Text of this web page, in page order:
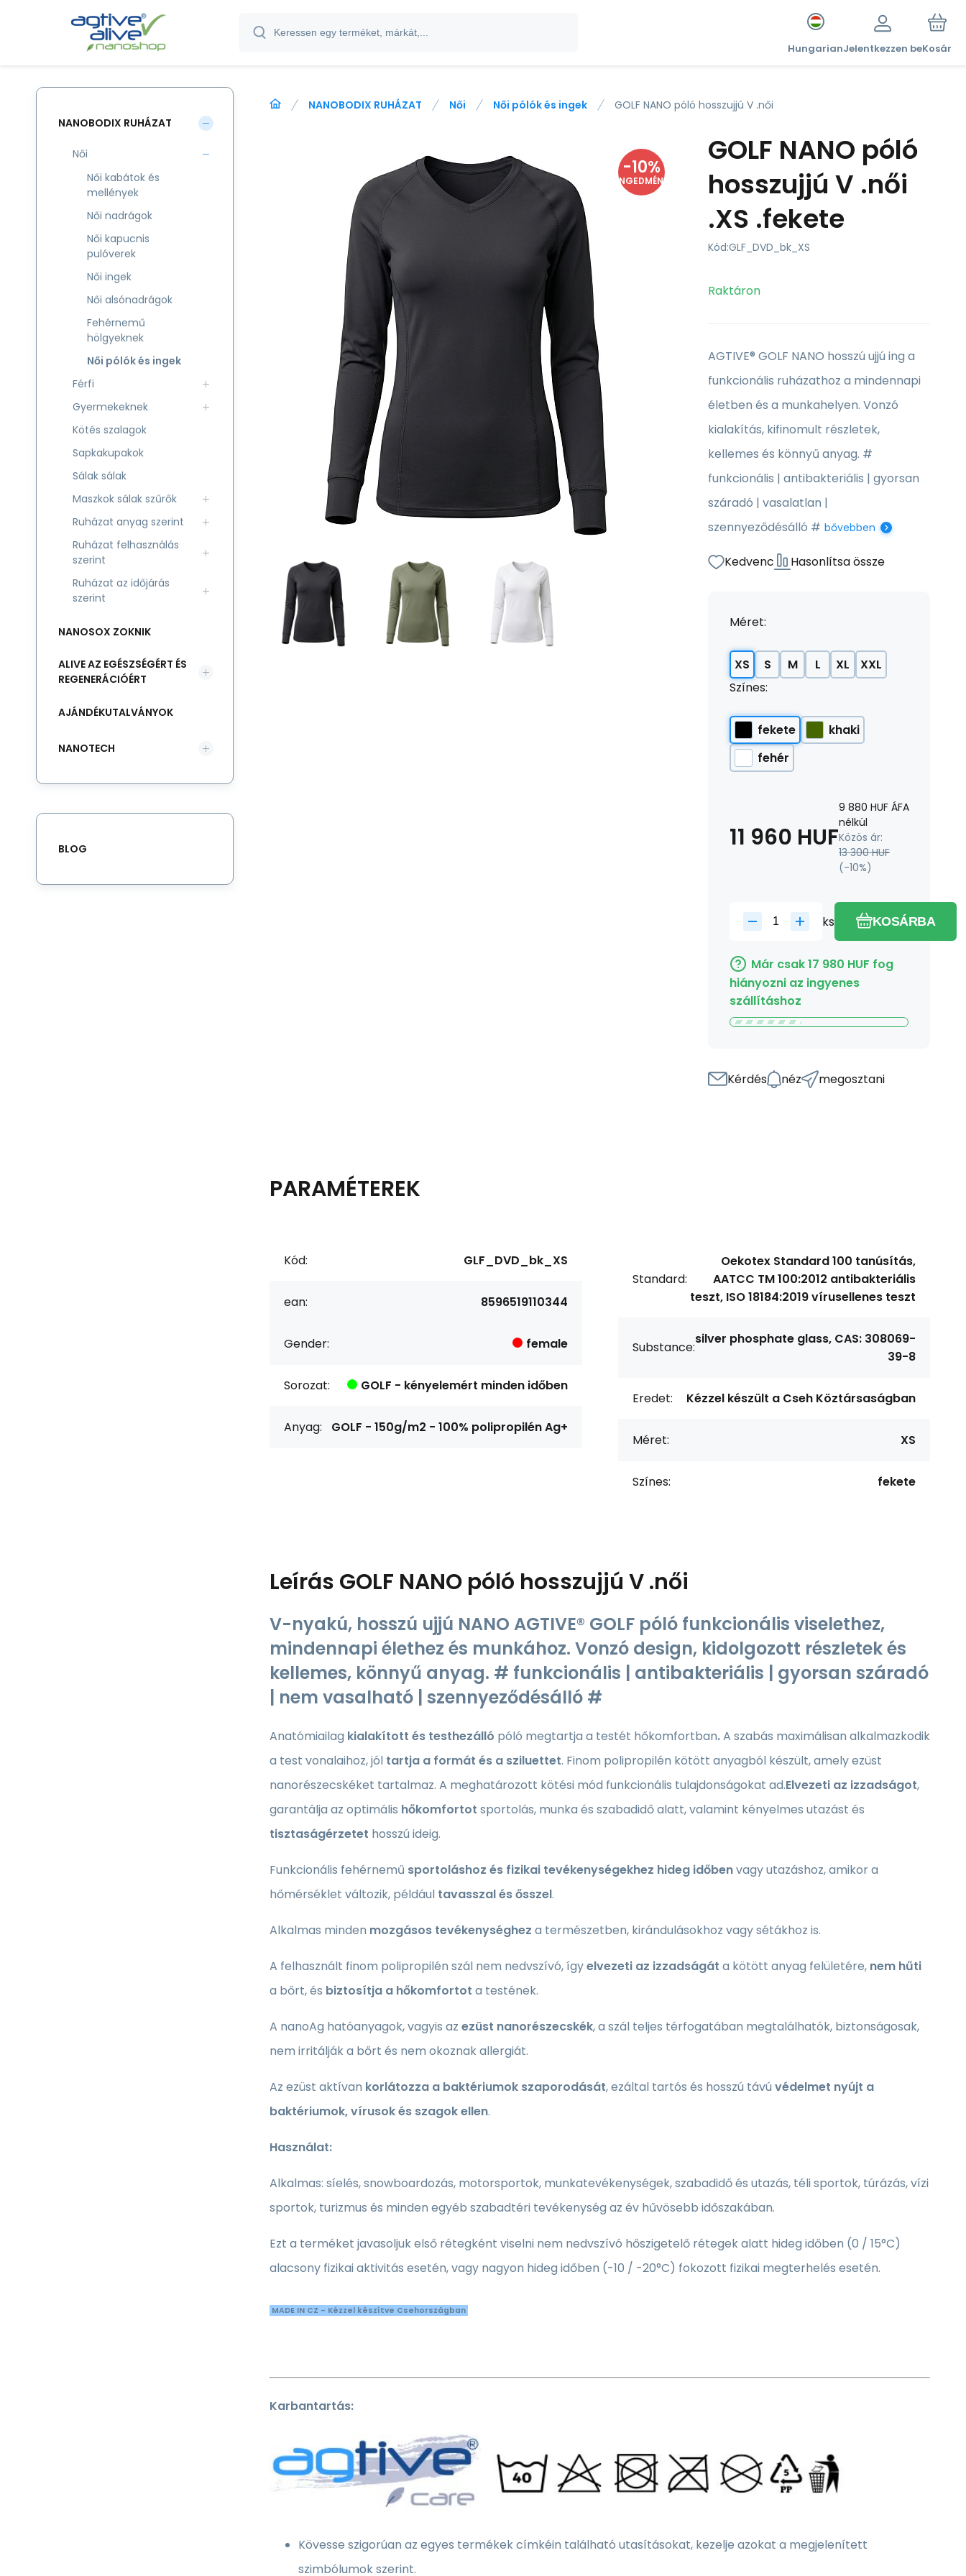
HungarianJelentkezzen beKosár
NANOBODIX RUHÁZAT Női Női pólók és ingek GOLF NANO póló hosszujjú V .női
-10%
ENGEDMÉNY
GOLF NANO póló
hosszujjú V .női
.XS .fekete
Kód:GLF_DVD_bk_XS
Raktáron
AGTIVE® GOLF NANO hosszú ujjú ing a
funkcionális ruházathoz a mindennapi
életben és a munkahelyen. Vonzó
kialakítás, kifinomult részletek,
kellemes és könnyű anyag. #
funkcionális | antibakteriális | gyorsan
száradó | vasalatlan |
szennyeződésálló # bővebben
Kedvenc Hasonlítsa össze
Méret:
XS S M L XL
XXL
Színes:
fekete
khaki
fehér
11 960 HUF
9 880 HUF ÁFA
nélkül
Közös ár:
13 300 HUF
(-10%)
ks KOSÁRBA
Már csak17 980 HUF fog
hiányozni az ingyenes
szállításhoz
Kérdés néz megosztani
PARAMÉTEREK
Kód: GLF_DVD_bk_XS
ean: 8596519110344
Gender: female
Sorozat: GOLF - kényelemért minden időben
Anyag: GOLF - 150g/m2 - 100% polipropilén Ag+
Standard:
Oekotex Standard 100 tanúsítás,
AATCC TM 100:2012 antibakteriális
teszt, ISO 18184:2019 vírusellenes teszt
Substance:
silver phosphate glass, CAS: 308069-
39-8
Eredet: Kézzel készült a Cseh Köztársaságban
Méret: XS
Színes: fekete
Leírás GOLF NANO póló hosszujjú V .női
V-nyakú, hosszú ujjú NANO AGTIVE® GOLF póló funkcionális viselethez,
mindennapi élethez és munkához. Vonzó design, kidolgozott részletek és
kellemes, könnyű anyag. # funkcionális | antibakteriális | gyorsan száradó
| nem vasalható | szennyeződésálló #
Anatómiailag kialakított és testhezálló póló megtartja a testét hőkomfortban.A szabás maximálisan alkalmazkodik
a test vonalaihoz, jól tartja a formát és a sziluettet. Finom polipropilén kötött anyagból készült, amely ezüst
nanorészecskéket tartalmaz. A meghatározott kötési mód funkcionális tulajdonságokat ad.Elvezeti az izzadságot,
garantálja az optimális hőkomfortot sportolás, munka és szabadidő alatt, valamint kényelmes utazást és
tisztaságérzetet hosszú ideig.
Funkcionális fehérnemű sportoláshoz és fizikai tevékenységekhez hideg időbenvagy utazáshoz, amikor a
hőmérséklet változik, például tavasszal és ősszel.
Alkalmas minden mozgásos tevékenységhez a természetben, kirándulásokhoz vagy sétákhoz is.
A felhasznált finom polipropilén szál nem nedvszívó, ígyelvezeti az izzadságát a kötött anyag felületére, nem hűti
a bőrt, és biztosítja a hőkomfortot a testének.
A nanoAg hatóanyagok, vagyis az ezüst nanorészecskék, a szál teljes térfogatában megtalálhatók, biztonságosak,
nem irritálják a bőrt és nem okoznak allergiát.
Az ezüst aktívan korlátozza a baktériumok szaporodását, ezáltal tartós és hosszú távú védelmet nyújt a
baktériumok, vírusok és szagok ellen.
Használat:
Alkalmas: síelés, snowboardozás, motorsportok, munkatevékenységek, szabadidő és utazás, téli sportok, túrázás, vízi
sportok, turizmus és minden egyéb szabadtéri tevékenység az év hűvösebb időszakában.
Ezt a terméket javasoljuk első rétegként viselni nem nedvszívó hőszigetelő rétegek alatt hideg időben (0 / 15°C)
alacsony fizikai aktivitás esetén, vagy nagyon hideg időben (-10 / -20°C) fokozott fizikai megterhelés esetén.
MADE IN CZ - Kézzel készítve Csehországban
Karbantartás:
Kövesse szigorúan az egyes termékek címkéin található utasításokat, kezelje azokat a megjelenített
szimbólumok szerint.
NANOBODIX RUHÁZAT
Női
Női kabátok és
mellények
Női nadrágok
Női kapucnis
pulóverek
Női ingek
Női alsónadrágok
Fehérnemű
hölgyeknek
Női pólók és ingek
Férfi
Gyermekeknek
Kötés szalagok
Sapkakupakok
Sálak sálak
Maszkok sálak szűrők
Ruházat anyag szerint
Ruházat felhasználás
szerint
Ruházat az időjárás
szerint
NANOSOX ZOKNIK
ALIVE AZ EGÉSZSÉGÉRT ÉS
REGENERÁCIÓÉRT
AJÁNDÉKUTALVÁNYOK
NANOTECH
BLOG